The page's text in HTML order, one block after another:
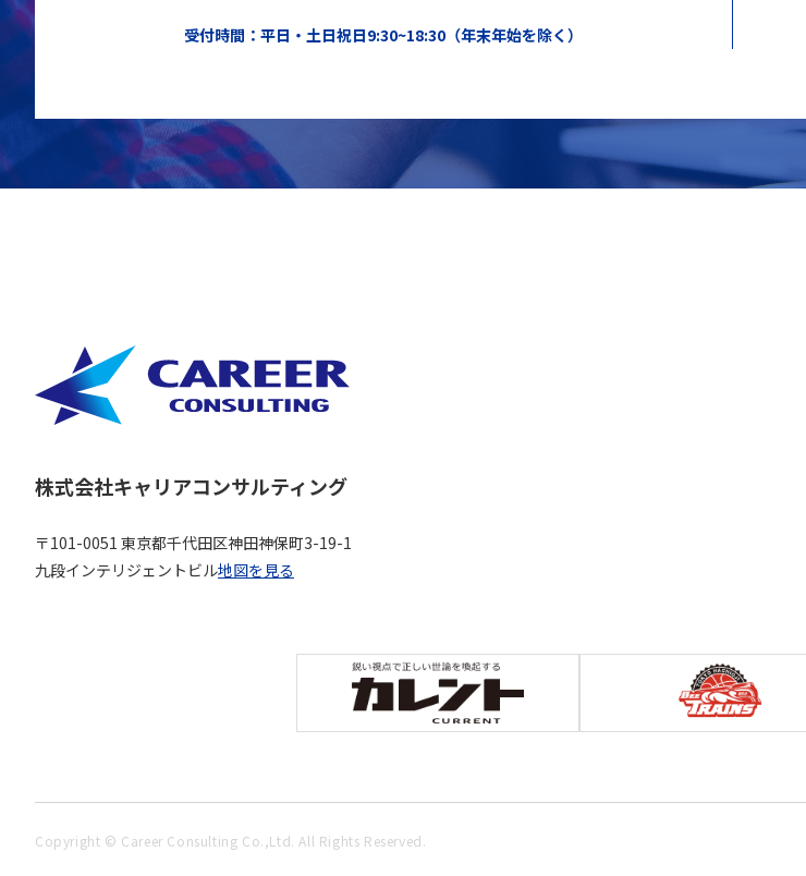
受付時間：平日・土日祝日9:30~18:30（年末年始を除く）
株式会社キャリアコンサルティング
〒101-0051 東京都千代田区神田神保町3-19-1
九段インテリジェントビル地図を見る
Copyright © Career Consulting Co.,Ltd. All Rights Reserved.